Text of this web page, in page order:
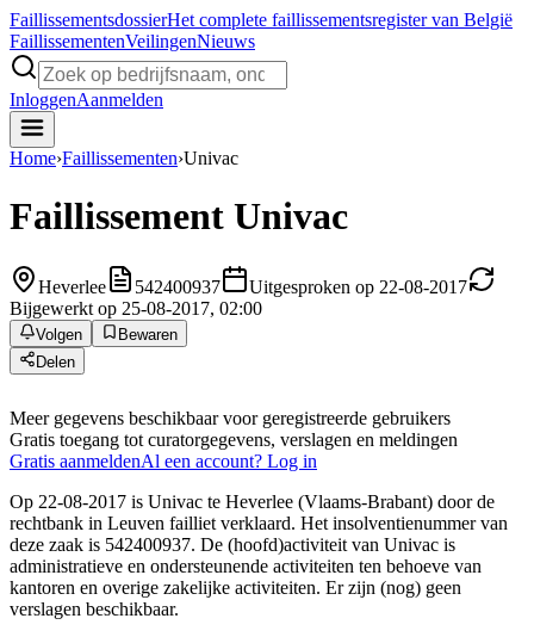
FaillissementsdossierHet complete faillissementsregister van België
FaillissementenVeilingenNieuws
InloggenAanmelden
Home›Faillissementen›Univac
Faillissement Univac
Heverlee 542400937
Uitgesproken op 22-08-2017
Bijgewerkt op 25-08-2017, 02:00
Volgen
Bewaren
Delen
Meer gegevens beschikbaar voor geregistreerde gebruikers
Gratis toegang tot curatorgegevens, verslagen en meldingen
Gratis aanmeldenAl een account? Log in
Op 22-08-2017 is Univac te Heverlee (Vlaams-Brabant) door de
rechtbank in Leuven failliet verklaard. Het insolventienummer van
deze zaak is 542400937. De (hoofd)activiteit van Univac is
administratieve en ondersteunende activiteiten ten behoeve van
kantoren en overige zakelijke activiteiten. Er zijn (nog) geen
verslagen beschikbaar.